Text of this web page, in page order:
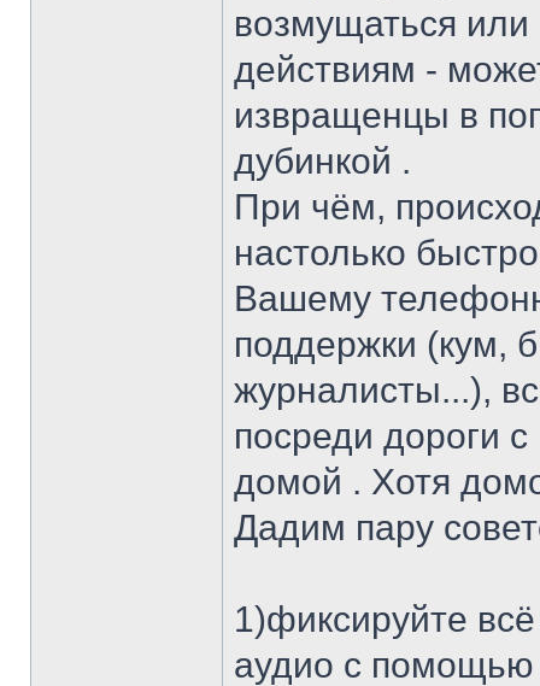
возмущаться или
действиям -
извращенцы в
дубинкой .
При чём,
настолько
Вашему
поддержки (кум,
журналисты...),
посреди дороги
домой . Хотя
Дадим пару
1)фиксируйте
аудио с помощью